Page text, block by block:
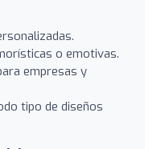
o emotivas.
empresas y
tipo de diseños